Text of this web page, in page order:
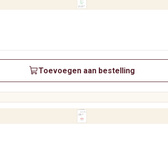
Toevoegen aan bestelling